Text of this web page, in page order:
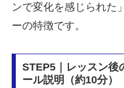
ンで変化を感じられた
ーの特徴です。
STEP5｜レッスン後
ール説明（約10分）